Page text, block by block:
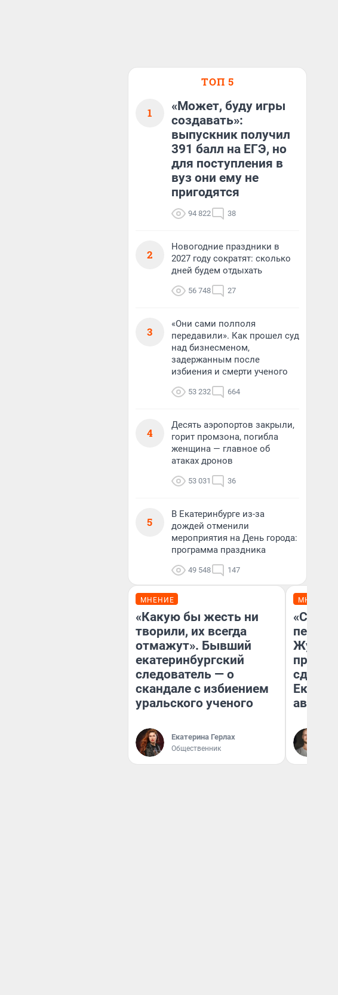
ТОП 5
1
«Может, буду игры
создавать»:
выпускник получил
391 балл на ЕГЭ, но
для поступления в
вуз они ему не
пригодятся
94 822 38
2
Новогодние праздники в
2027 году сократят: сколько
дней будем отдыхать
56 748 27
3
«Они сами полполя
передавили». Как прошел суд
над бизнесменом,
задержанным после
избиения и смерти ученого
53 232 664
4
Десять аэропортов закрыли,
горит промзона, погибла
женщина — главное об
атаках дронов
53 031 36
5
В Екатеринбурге из-за
дождей отменили
мероприятия на День города:
программа праздника
49 548 147
МНЕНИЕ
«Какую бы жесть ни
творили, их всегда
отмажут». Бывший
екатеринбургский
следователь — о
скандале с избиением
уральского ученого
Екатерина Герлах
Общественник
МНЕНИЕ
августа